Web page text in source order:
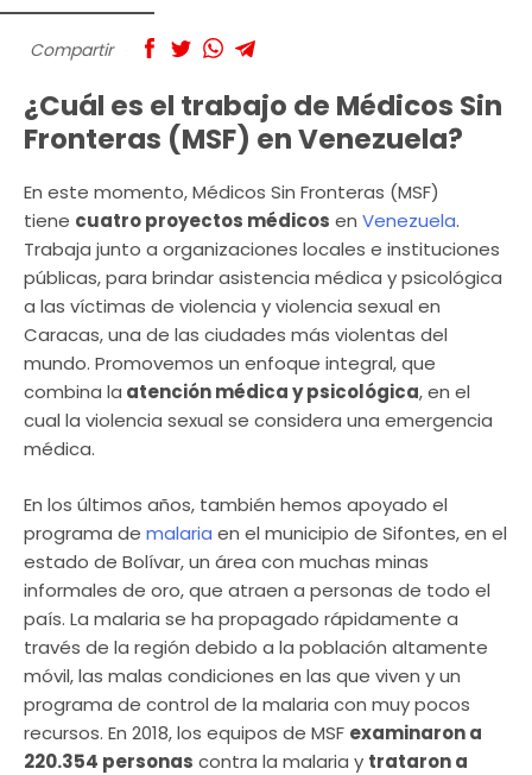
Compartir
¿Cuál es el trabajo de Médicos Sin
Fronteras (MSF) en Venezuela?
En este momento, Médicos Sin Fronteras (MSF)
tiene cuatro proyectos médicos en Venezuela.
Trabaja junto a organizaciones locales e instituciones
públicas, para brindar asistencia médica y psicológica
a las víctimas de violencia y violencia sexual en
Caracas, una de las ciudades más violentas del
mundo. Promovemos un enfoque integral, que
combina la atención médica y psicológica, en el
cual la violencia sexual se considera una emergencia
médica.
En los últimos años, también hemos apoyado el
programa de malaria en el municipio de Sifontes, en el
estado de Bolívar, un área con muchas minas
informales de oro, que atraen a personas de todo el
país. La malaria se ha propagado rápidamente a
través de la región debido a la población altamente
móvil, las malas condiciones en las que viven y un
programa de control de la malaria con muy pocos
recursos. En 2018, los equipos de MSF examinaron a
220.354 personas contra la malaria y trataron a